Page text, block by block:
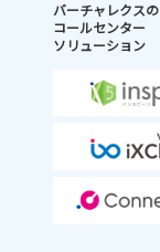
バーチャレクスの
コールセンター
ソリューション